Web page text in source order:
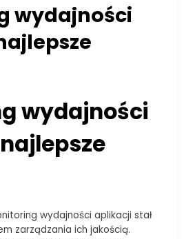
wydajności
wydajności
wydajności aplikacji stał
zarządzania ich jakością.